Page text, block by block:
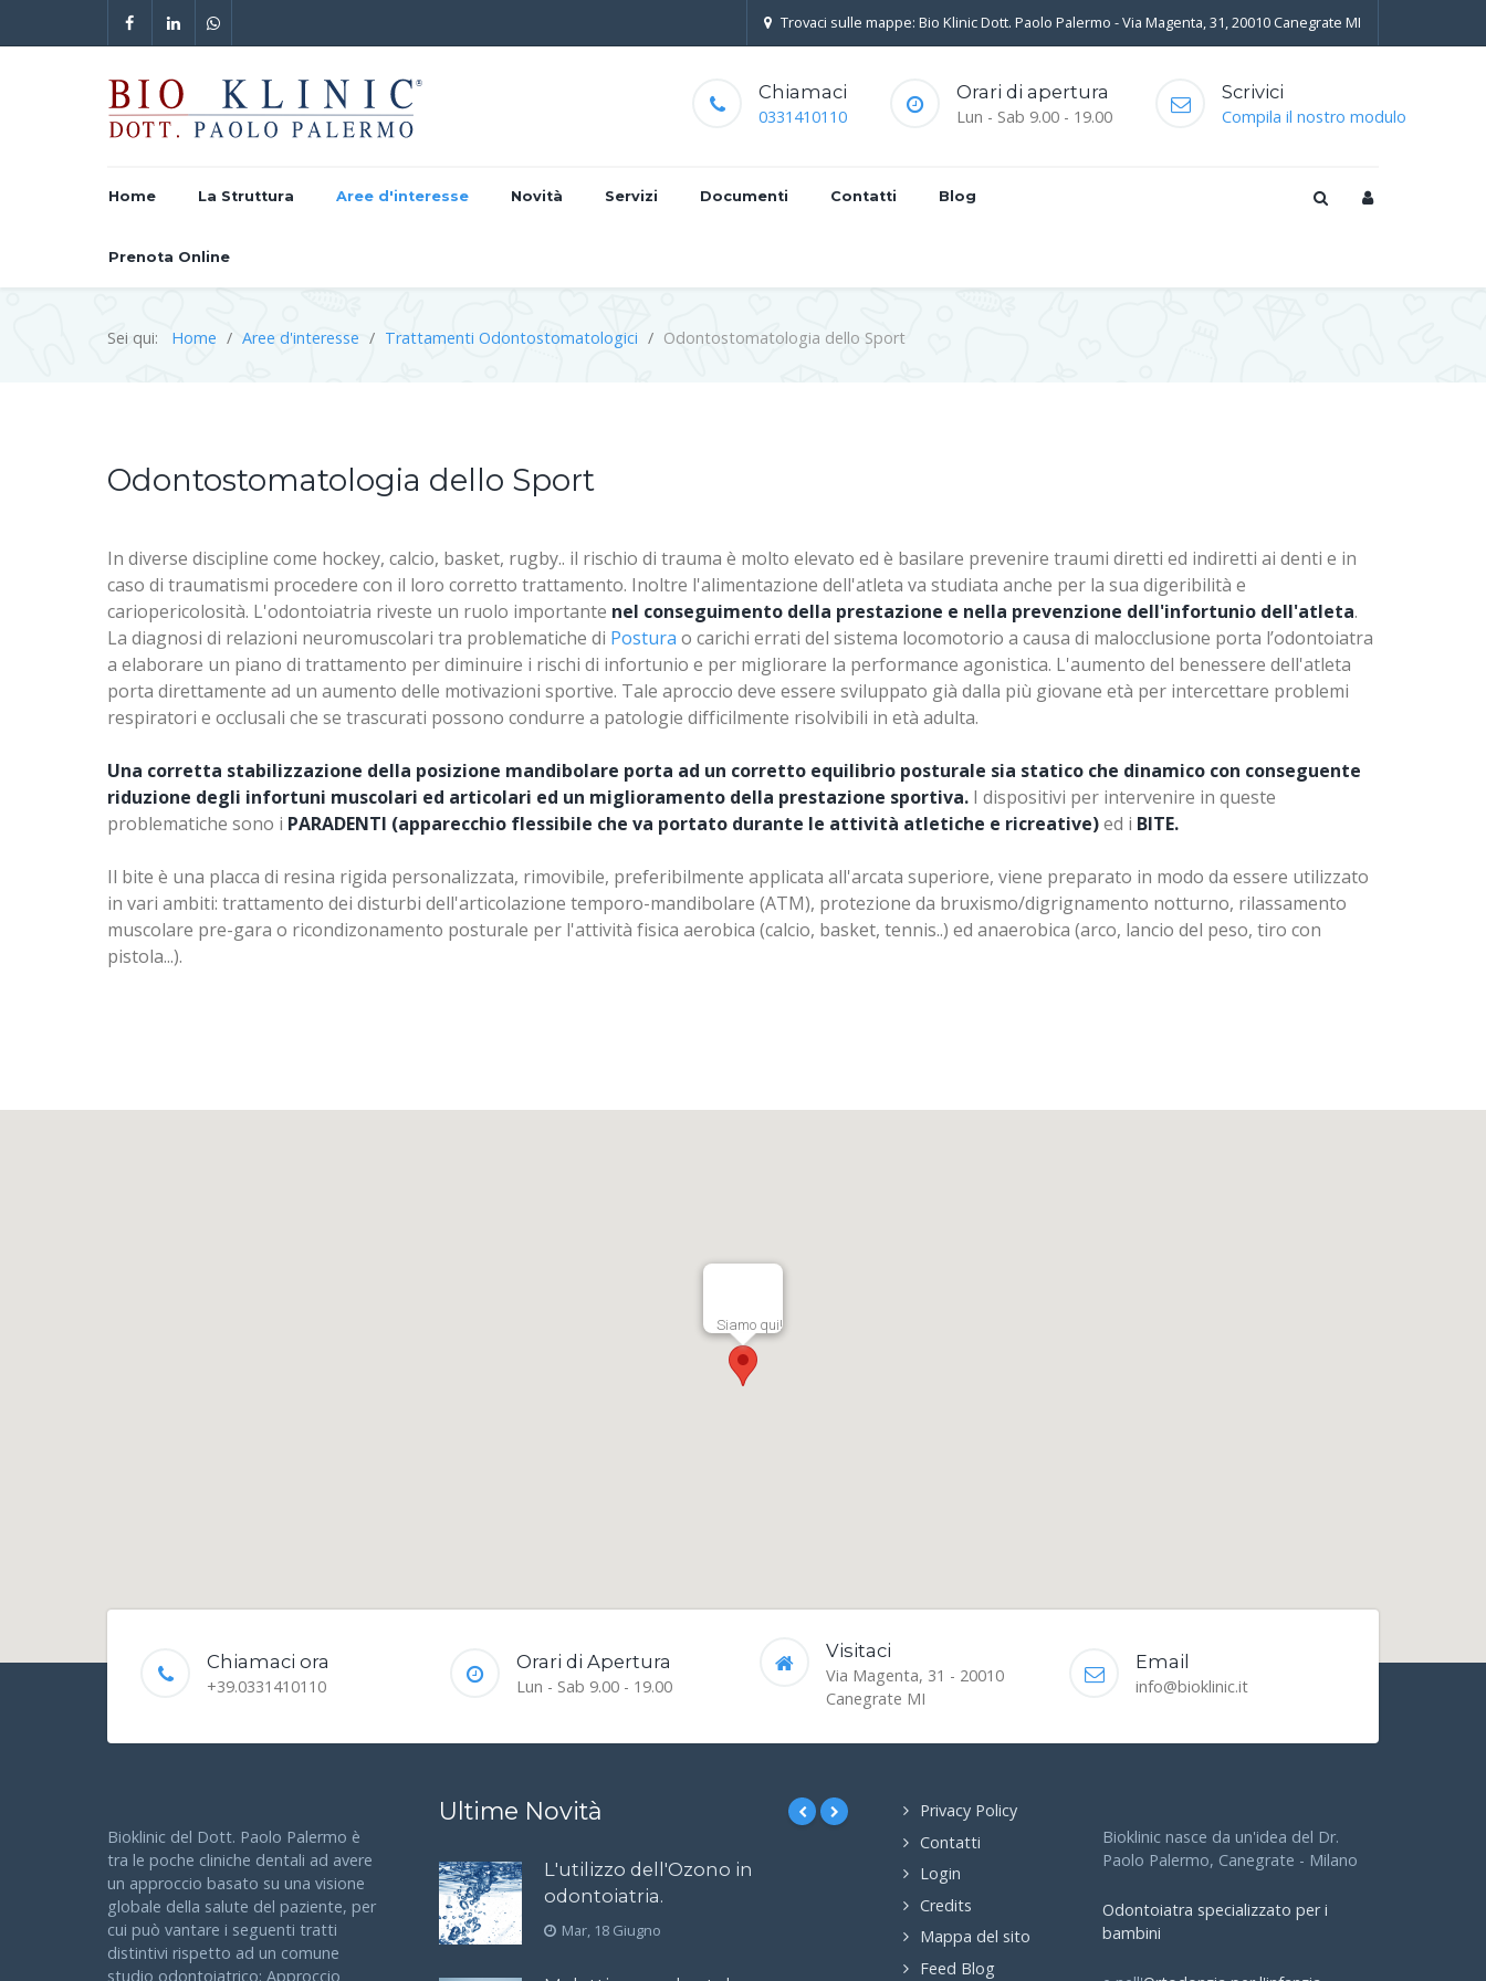
Trovaci sulle mappe: Bio Klinic Dott. Paolo Palermo - Via Magenta, 31, 20010 Canegrate MI
Chiamaci
0331410110
Orari di apertura
Lun - Sab 9.00 - 19.00
Scrivici
Compila il nostro modulo
Home La Struttura Aree d'interesse Novità Servizi Documenti Contatti Blog
Prenota Online
Sei qui: Home Aree d'interesse Trattamenti Odontostomatologici Odontostomatologia dello Sport
Odontostomatologia dello Sport
In diverse discipline come hockey, calcio, basket, rugby.. il rischio di trauma è molto elevato ed è basilare prevenire traumi diretti ed indiretti ai denti e in
caso di traumatismi procedere con il loro corretto trattamento. Inoltre l'alimentazione dell'atleta va studiata anche per la sua digeribilità e
cariopericolosità. L'odontoiatria riveste un ruolo importante nel conseguimento della prestazione e nella prevenzione dell'infortunio dell'atleta.
La diagnosi di relazioni neuromuscolari tra problematiche di Postura o carichi errati del sistema locomotorio a causa di malocclusione porta l’odontoiatra
a elaborare un piano di trattamento per diminuire i rischi di infortunio e per migliorare la performance agonistica. L'aumento del benessere dell'atleta
porta direttamente ad un aumento delle motivazioni sportive. Tale aproccio deve essere sviluppato già dalla più giovane età per intercettare problemi
respiratori e occlusali che se trascurati possono condurre a patologie difficilmente risolvibili in età adulta.
Una corretta stabilizzazione della posizione mandibolare porta ad un corretto equilibrio posturale sia statico che dinamico con conseguente
riduzione degli infortuni muscolari ed articolari ed un miglioramento della prestazione sportiva. I dispositivi per intervenire in queste
problematiche sono i PARADENTI (apparecchio flessibile che va portato durante le attività atletiche e ricreative)ed i BITE.
Il bite è una placca di resina rigida personalizzata, rimovibile, preferibilmente applicata all'arcata superiore, viene preparato in modo da essere utilizzato
in vari ambiti: trattamento dei disturbi dell'articolazione temporo-mandibolare (ATM), protezione da bruxismo/digrignamento notturno, rilassamento
muscolare pre-gara o ricondizonamento posturale per l'attività fisica aerobica (calcio, basket, tennis..) ed anaerobica (arco, lancio del peso, tiro con
pistola...).
Siamo qui!
Chiamaci ora
+39.0331410110
Orari di Apertura
Lun - Sab 9.00 - 19.00
Visitaci
Via Magenta, 31 - 20010
Canegrate MI
Email
info@bioklinic.it
Bioklinic del Dott. Paolo Palermo è
tra le poche cliniche dentali ad avere
un approccio basato su una visione
globale della salute del paziente, per
cui può vantare i seguenti tratti
distintivi rispetto ad un comune
studio odontoiatrico: Approccio
Ultime Novità
L'utilizzo dell'Ozono in
odontoiatria.
Mar, 18 Giugno
Privacy Policy
Contatti
Login
Credits
Mappa del sito
Feed Blog
Bioklinic nasce da un'idea del Dr.
Paolo Palermo, Canegrate - Milano
Odontoiatra specializzato per i
bambini